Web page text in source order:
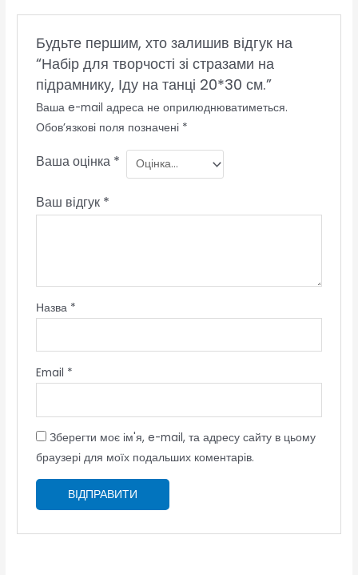
Будьте першим, хто залишив відгук на
“Набір для творчості зі стразами на
підрамнику, Іду на танці 20*30 см.”
Ваша e-mail адреса не оприлюднюватиметься.
Обов’язкові поля позначені *
Ваша оцінка *
Ваш відгук *
Назва *
Email *
Зберегти моє ім'я, e-mail, та адресу сайту в цьому
браузері для моїх подальших коментарів.